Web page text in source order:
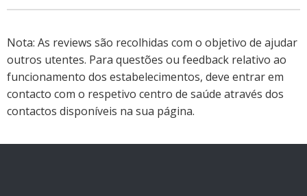
Nota: As reviews são recolhidas com o objetivo de ajudar
outros utentes. Para questões ou feedback relativo ao
funcionamento dos estabelecimentos, deve entrar em
contacto com o respetivo centro de saúde através dos
contactos disponíveis na sua página.